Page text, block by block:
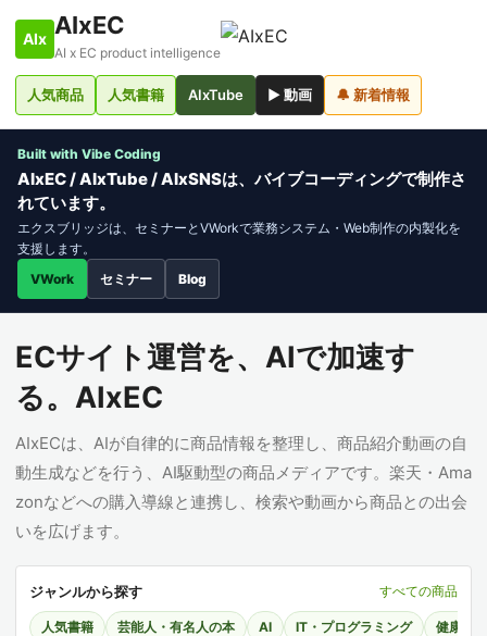
AIx AIxEC
AI x EC product intelligence
人気商品 人気書籍 AIxTube ▶ 動画 🔔 新着情報
Built with Vibe Coding
AIxEC / AIxTube / AIxSNSは、バイブコーディングで制作さ
れています。
エクスブリッジは、セミナーとVWorkで業務システム・Web制作の内製化を
支援します。
VWork
セミナー Blog
ECサイト運営を、AIで加速す
る。AIxEC
AIxECは、AIが自律的に商品情報を整理し、商品紹介動画の自
動生成などを行う、AI駆動型の商品メディアです。楽天・Ama
zonなどへの購入導線と連携し、検索や動画から商品との出会
いを広げます。
ジャンルから探す すべての商品
人気書籍 芸能人・有名人の本 AI IT・プログラミング 健康・